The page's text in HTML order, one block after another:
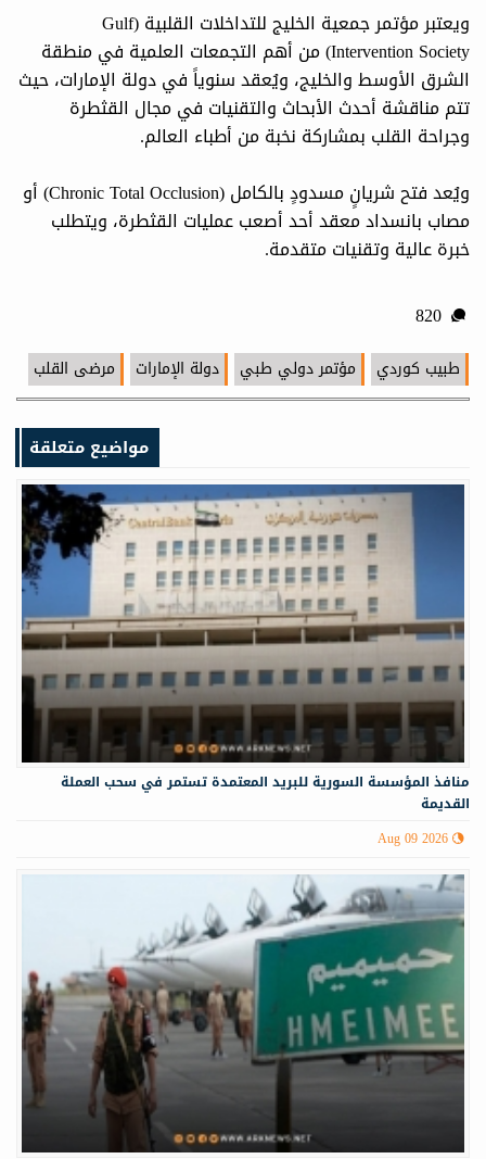
ويعتبر مؤتمر جمعية الخليج للتداخلات القلبية (Gulf
Intervention Society) من أهم التجمعات العلمية في منطقة
الشرق الأوسط والخليج، ويُعقد سنوياً في دولة الإمارات، حيث
تتم مناقشة أحدث الأبحاث والتقنيات في مجال القثطرة
وجراحة القلب بمشاركة نخبة من أطباء العالم.
ويُعد فتح شريانٍ مسدودٍ بالكامل (Chronic Total Occlusion) أو
مصاب بانسداد معقد أحد أصعب عمليات القثطرة، ويتطلب
خبرة عالية وتقنيات متقدمة.
طبيب كوردي مؤتمر دولي طبي دولة الإمارات مرضى القلب
مواضيع متعلقة
منافذ المؤسسة السورية للبريد المعتمدة تستمر في سحب العملة
القديمة
Aug 09 2026